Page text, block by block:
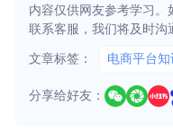
内容仅供网友参考学习
联系客服，我们将及时沟
文章标签： 电商平台知
分享给好友：